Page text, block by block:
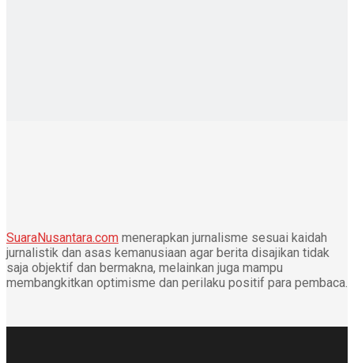
SuaraNusantara.com menerapkan jurnalisme sesuai kaidah
jurnalistik dan asas kemanusiaan agar berita disajikan tidak
saja objektif dan bermakna, melainkan juga mampu
membangkitkan optimisme dan perilaku positif para pembaca.